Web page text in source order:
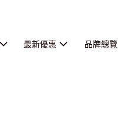
最新優惠 品牌總覽